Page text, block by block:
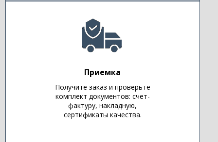
Приемка
Получите заказ и проверьте
комплект документов: счет-
фактуру, накладную,
сертификаты качества.